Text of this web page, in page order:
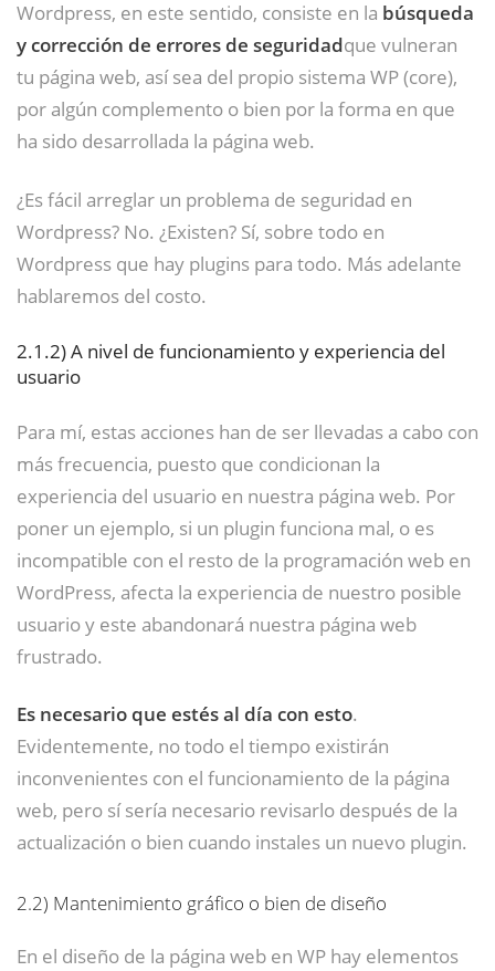
Wordpress, en este sentido, consiste en la búsqueda
y corrección de errores de seguridadque vulneran
tu página web, así sea del propio sistema WP (core),
por algún complemento o bien por la forma en que
ha sido desarrollada la página web.
¿Es fácil arreglar un problema de seguridad en
Wordpress? No. ¿Existen? Sí, sobre todo en
Wordpress que hay plugins para todo. Más adelante
hablaremos del costo.
2.1.2)A nivel de funcionamiento y experiencia del
usuario
Para mí, estas acciones han de ser llevadas a cabo con
más frecuencia, puesto que condicionan la
experiencia del usuario en nuestra página web. Por
poner un ejemplo, si un plugin funciona mal, o es
incompatible con el resto de la programación web en
WordPress, afecta la experiencia de nuestro posible
usuario y este abandonará nuestra página web
frustrado.
Es necesario que estés al día con esto.
Evidentemente, no todo el tiempo existirán
inconvenientes con el funcionamiento de la página
web, pero sí sería necesario revisarlo después de la
actualización o bien cuando instales un nuevo plugin.
2.2) Mantenimiento gráfico o bien de diseño
En el diseño de la página web en WP hay elementos